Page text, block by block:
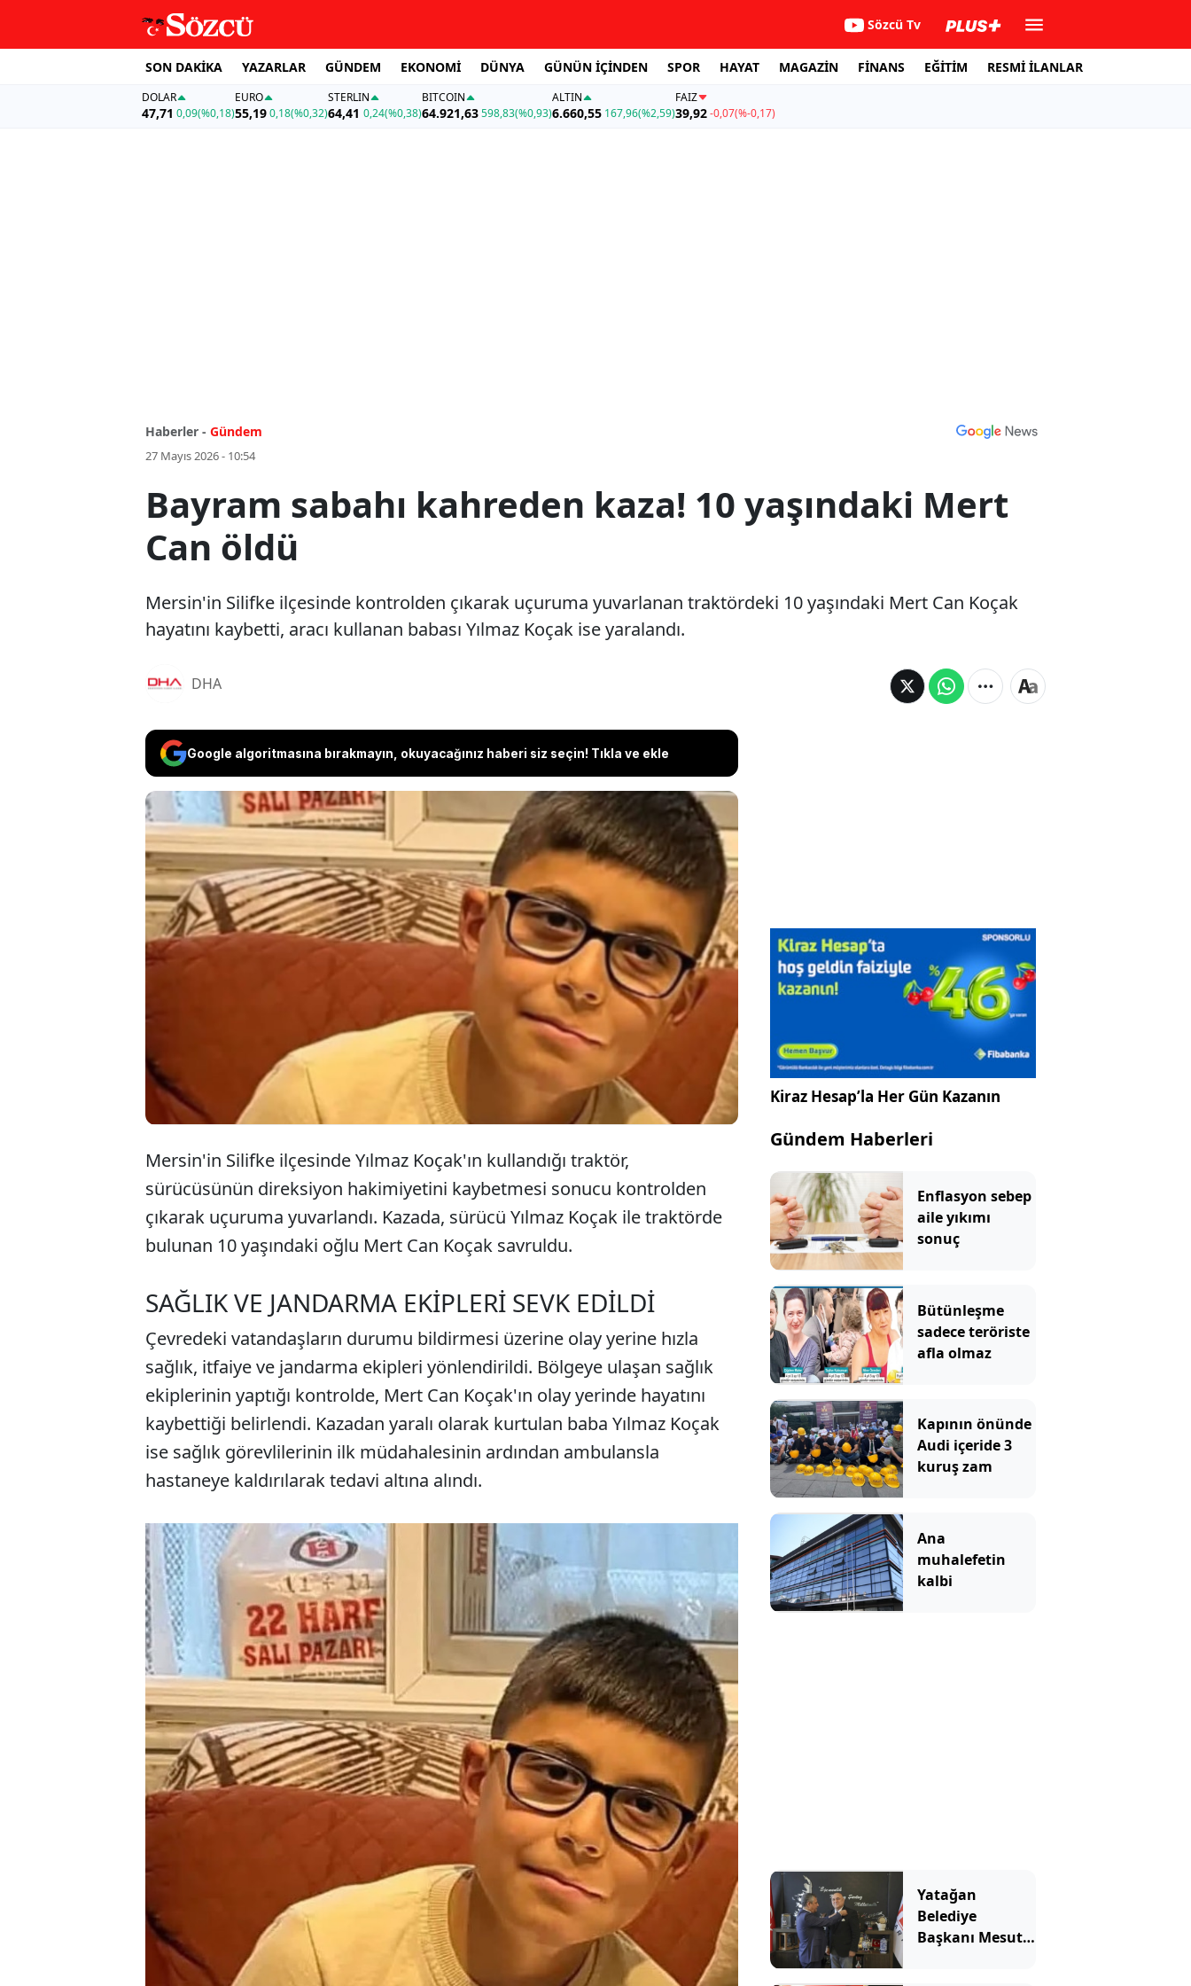
Sözcü Tv
SON DAKİKA YAZARLAR GÜNDEM EKONOMİ DÜNYA GÜNÜN İÇİNDEN SPOR HAYAT MAGAZİN FİNANS EĞİTİM RESMİ İLANLAR
DOLAR
47,71 0,09(%0,18)
EURO
55,19 0,18(%0,32)
STERLIN
64,41 0,24(%0,38)
BITCOIN
64.921,63598,83(%0,93)
ALTIN
6.660,55 167,96(%2,59)
FAİZ
39,92-0,07(%-0,17)
Haberler - Gündem
27 Mayıs 2026 - 10:54
Bayram sabahı kahreden kaza! 10 yaşındaki Mert
Can öldü
Mersin'in Silifke ilçesinde kontrolden çıkarak uçuruma yuvarlanan traktördeki 10 yaşındaki Mert Can Koçak
hayatını kaybetti, aracı kullanan babası Yılmaz Koçak ise yaralandı.
DHA
Google algoritmasına bırakmayın, okuyacağınız haberi siz seçin! Tıkla ve ekle
Mersin'in Silifke ilçesinde kontrolden çıkarak uçuruma
yuvarlanan traktördeki 10 yaşındaki Mert Can Koçak
hayatını kaybetti, aracı kullanan babası Yılmaz Koçak ise
Mersin'in Silifke ilçesinde Yılmaz Koçak'ın kullandığı traktör,
sürücüsünün direksiyon hakimiyetini kaybetmesi sonucu kontrolden
çıkarak uçuruma yuvarlandı. Kazada, sürücü Yılmaz Koçak ile traktörde
bulunan 10 yaşındaki oğlu Mert Can Koçak savruldu.
SAĞLIK VE JANDARMA EKİPLERİ SEVK EDİLDİ
Çevredeki vatandaşların durumu bildirmesi üzerine olay yerine hızla
sağlık, itfaiye ve jandarma ekipleri yönlendirildi. Bölgeye ulaşan sağlık
ekiplerinin yaptığı kontrolde, Mert Can Koçak'ın olay yerinde hayatını
kaybettiği belirlendi. Kazadan yaralı olarak kurtulan baba Yılmaz Koçak
ise sağlık görevlilerinin ilk müdahalesinin ardından ambulansla
hastaneye kaldırılarak tedavi altına alındı.
Kiraz Hesap’la Her Gün Kazanın
Gündem Haberleri
Enflasyon sebep
aile yıkımı
sonuç
Bütünleşme
sadece teröriste
afla olmaz
Kapının önünde
Audi içeride 3
kuruş zam
Ana
muhalefetin
kalbi
Yatağan
Belediye
Başkanı Mesut